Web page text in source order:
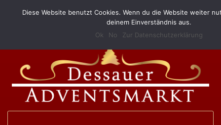
(0340) 52 10 146 info@grillundimbissmerkel.de
Diese Website benutzt Cookies. Wenn du die Website weiter
deinem Einverständnis aus.
Ok
No Zur Datenschutzerklärung